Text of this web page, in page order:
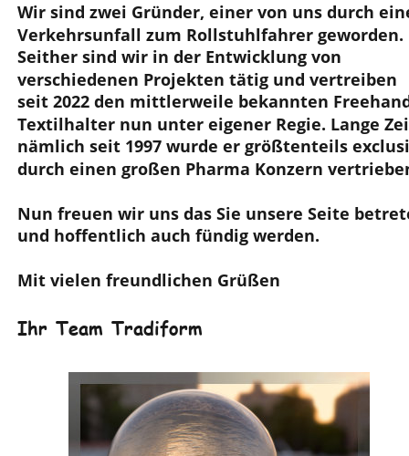
Wir sind zwei Gründer, einer von uns durch
Verkehrsunfall zum Rollstuhlfahrer geworden.
Seither sind wir in der Entwicklung von
verschiedenen Projekten tätig und vertreiben
seit 2022 den mittlerweile bekannten
Textilhalter nun unter eigener Regie. Lange
nämlich seit 1997 wurde er größtenteils
durch einen großen Pharma Konzern
Nun freuen wir uns das Sie unsere Seite
und hoffentlich auch fündig werden.
Mit vielen freundlichen Grüßen
Ihr Team Tradiform